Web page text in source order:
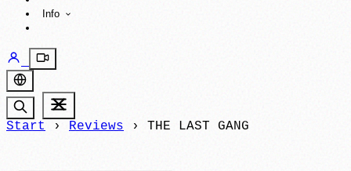
Info
Start › Reviews › THE LAST GANG